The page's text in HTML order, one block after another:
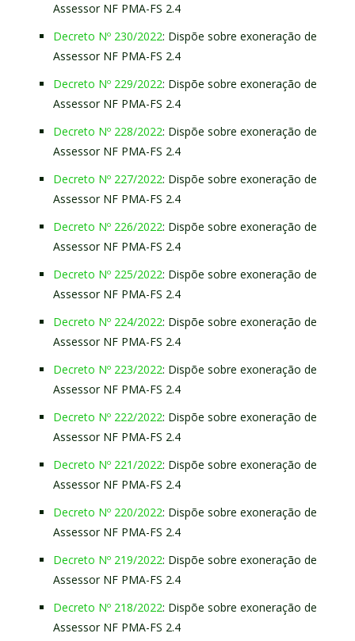
Assessor NF PMA-FS 2.4
Decreto Nº 230/2022: Dispõe sobre exoneração de
Assessor NF PMA-FS 2.4
Decreto Nº 229/2022: Dispõe sobre exoneração de
Assessor NF PMA-FS 2.4
Decreto Nº 228/2022: Dispõe sobre exoneração de
Assessor NF PMA-FS 2.4
Decreto Nº 227/2022: Dispõe sobre exoneração de
Assessor NF PMA-FS 2.4
Decreto Nº 226/2022: Dispõe sobre exoneração de
Assessor NF PMA-FS 2.4
Decreto Nº 225/2022: Dispõe sobre exoneração de
Assessor NF PMA-FS 2.4
Decreto Nº 224/2022: Dispõe sobre exoneração de
Assessor NF PMA-FS 2.4
Decreto Nº 223/2022: Dispõe sobre exoneração de
Assessor NF PMA-FS 2.4
Decreto Nº 222/2022: Dispõe sobre exoneração de
Assessor NF PMA-FS 2.4
Decreto Nº 221/2022: Dispõe sobre exoneração de
Assessor NF PMA-FS 2.4
Decreto Nº 220/2022: Dispõe sobre exoneração de
Assessor NF PMA-FS 2.4
Decreto Nº 219/2022: Dispõe sobre exoneração de
Assessor NF PMA-FS 2.4
Decreto Nº 218/2022: Dispõe sobre exoneração de
Assessor NF PMA-FS 2.4